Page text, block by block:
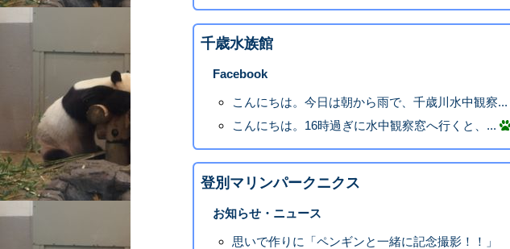
千歳水族館
Facebook
こんにちは。今日は朝から雨で、千歳川水中観察...
こんにちは。16時過ぎに水中観察窓へ行くと、...
登別マリンパークニクス
お知らせ・ニュース
思いで作りに「ペンギンと一緒に記念撮影！！」